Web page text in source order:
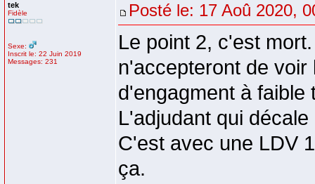
tek
Fidèle
Sexe:
Inscrit le: 22 Juin 2019
Messages: 231
Posté le: 17 Aoû 2020,
Le point 2, c'est
n'accepteront de
d'engagment à
L'adjudant qui
C'est avec une LDV
ça.